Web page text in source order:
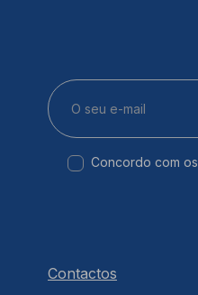
Concordo com os
Contactos